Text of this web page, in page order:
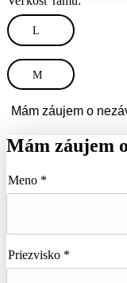
L
M
Mám záujem o
Mám záujem
Meno *
Priezvisko *